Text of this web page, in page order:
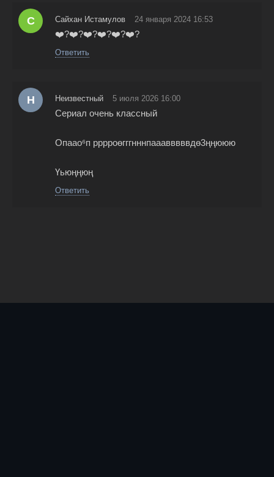
С Сайхан Истамулов 24 января 2024 16:53
❤️‍?❤️‍?❤️‍?❤️‍?❤️‍?❤️‍?
Ответить
Н Неизвестный 5 июля 2026 16:00
Сериал очень классный
Опаао⁶п рррроөгггнннпааавввввдө3ңңююю
Үьюңңюң
Ответить